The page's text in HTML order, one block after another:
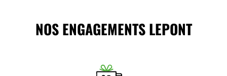
NOS ENGAGEMENTS LEPONT